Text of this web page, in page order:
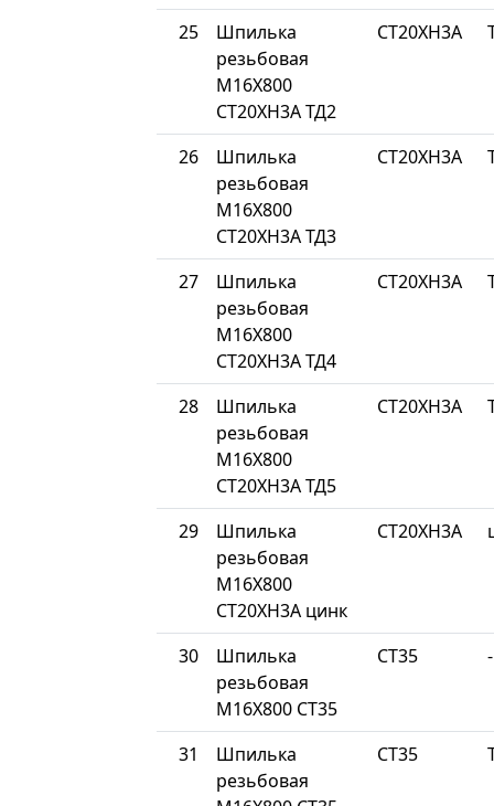
25
Шпилька
резьбовая
М16Х800
СТ20ХН3А ТД2
СТ20ХН3А
26
Шпилька
резьбовая
М16Х800
СТ20ХН3А ТД3
СТ20ХН3А
27
Шпилька
резьбовая
М16Х800
СТ20ХН3А ТД4
СТ20ХН3А
28
Шпилька
резьбовая
М16Х800
СТ20ХН3А ТД5
СТ20ХН3А
29
Шпилька
резьбовая
М16Х800
СТ20ХН3А цинк
СТ20ХН3А
30
Шпилька
резьбовая
М16Х800 СТ35
СТ35 -
31
Шпилька
резьбовая
СТ35